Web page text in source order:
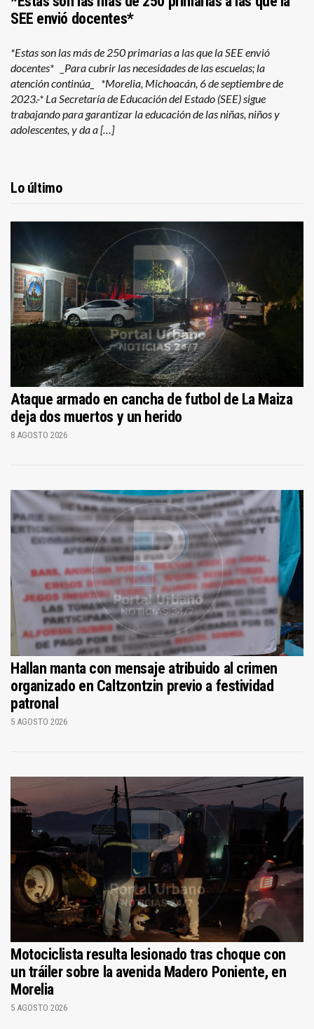
SEE envió docentes*
*Estas son las más de 250 primarias a las que la SEE envió
docentes* _Para cubrir las necesidades de las escuelas; la
atención continúa_ *Morelia, Michoacán, 6 de septiembre de
2023.-* La Secretaría de Educación del Estado (SEE) sigue
trabajando para garantizar la educación de las niñas, niños y
adolescentes, y da a […]
Lo último
Ataque armado en cancha de futbol de La Maiza
deja dos muertos y un herido
8 AGOSTO 2026
Hallan manta con mensaje atribuido al crimen
organizado en Caltzontzin previo a festividad
patronal
5 AGOSTO 2026
Motociclista resulta lesionado tras choque con
un tráiler sobre la avenida Madero Poniente, en
Morelia
5 AGOSTO 2026